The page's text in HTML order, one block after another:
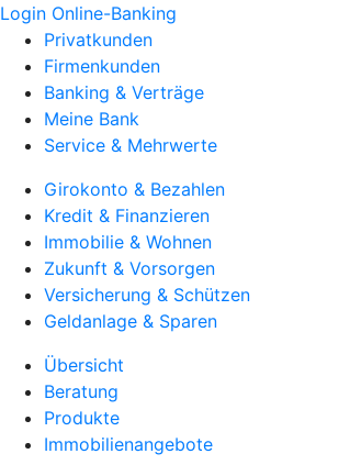
Login Online-Banking
Privatkunden
Firmenkunden
Banking & Verträge
Meine Bank
Service & Mehrwerte
Girokonto & Bezahlen
Kredit & Finanzieren
Immobilie & Wohnen
Zukunft & Vorsorgen
Versicherung & Schützen
Geldanlage & Sparen
Übersicht
Beratung
Produkte
Immobilienangebote